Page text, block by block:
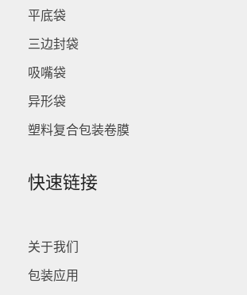
平底袋
三边封袋
吸嘴袋
异形袋
塑料复合包装卷膜
快速链接
关于我们
包装应用